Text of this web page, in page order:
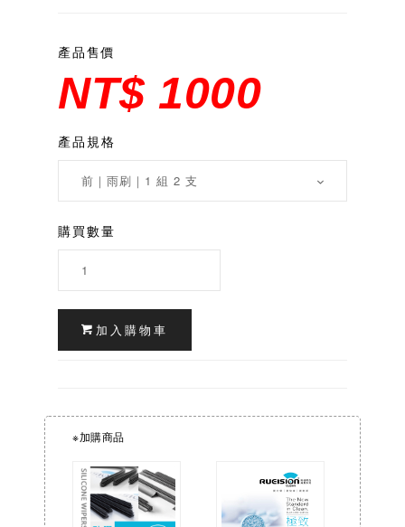
產品售價
NT$ 1000
產品規格
購買數量
加入購物車
※加購商品